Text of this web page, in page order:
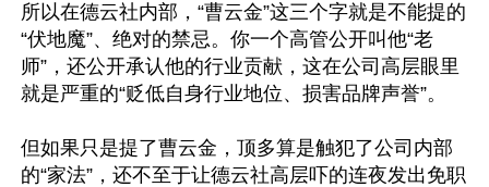
所以在德云社内部，“曹云金”这三个字就是不能提的
“伏地魔”、绝对的禁忌。你一个高管公开叫他“老
师”，还公开承认他的行业贡献，这在公司高层眼里
就是严重的“贬低自身行业地位、损害品牌声誉”。
但如果只是提了曹云金，顶多算是触犯了公司内部
的“家法”，还不至于让德云社高层吓的连夜发出免职